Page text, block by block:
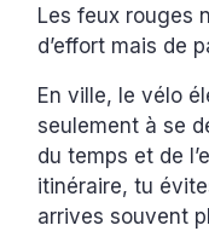
Les feux rouges
d’effort mais de
En ville, le vélo
seulement à se
du temps et de
itinéraire, tu
arrives souvent